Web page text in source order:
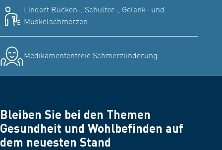
Lindert Rücken-, Schulter-, Gelenk- und
Muskelschmerzen
Medikamentenfreie Schmerzlinderung
Bleiben Sie bei den Themen
Gesundheit und Wohlbefinden auf
dem neuesten Stand